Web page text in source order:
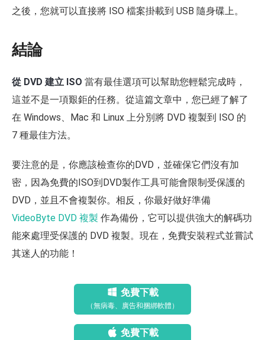
之後，您就可以直接將 ISO 檔案掛載到 USB 隨身碟上。
結論
從 DVD 建立 ISO 當有最佳選項可以幫助您輕鬆完成時，
這並不是一項艱鉅的任務。從這篇文章中，您已經了解了
在 Windows、Mac 和 Linux 上分別將 DVD 複製到 ISO 的
7 種最佳方法。
要注意的是，你應該檢查你的DVD，並確保它們沒有加
密，因為免費的ISO到DVD製作工具可能會限制受保護的
DVD，並且不會複製你。相反，你最好做好準備
VideoByte DVD 複製 作為備份，它可以提供強大的解碼功
能來處理受保護的 DVD 複製。現在，免費安裝程式並嘗試
其迷人的功能！
免費下載
（無病毒、廣告和捆綁軟體）
免費下載